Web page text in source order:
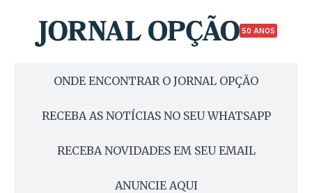
50 ANOS
ONDE ENCONTRAR O JORNAL OPÇÃO
RECEBA AS NOTÍCIAS NO SEU WHATSAPP
RECEBA NOVIDADES EM SEU EMAIL
ANUNCIE AQUI